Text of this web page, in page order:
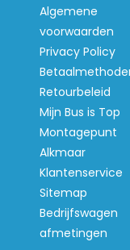
Algemene
voorwaarden
Privacy Policy
Retourbeleid
Mijn Bus is Top
Montagepunt
Alkmaar
Klantenservice
Sitemap
Bedrijfswagen
afmetingen